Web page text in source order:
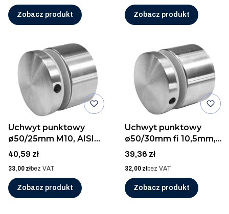
Zobacz produkt Zobacz produkt
Uchwyt punktowy
ø50/25mm M10, AISI
304, SZLIF
Cena
40,59 zł
Cena
33,00 złbez VAT
Zobacz produkt
Uchwyt punktowy
ø50/30mm fi 10,5mm,
AISI 304, SZLIF
Cena
39,36 zł
Cena
32,00 złbez VAT
Zobacz produkt